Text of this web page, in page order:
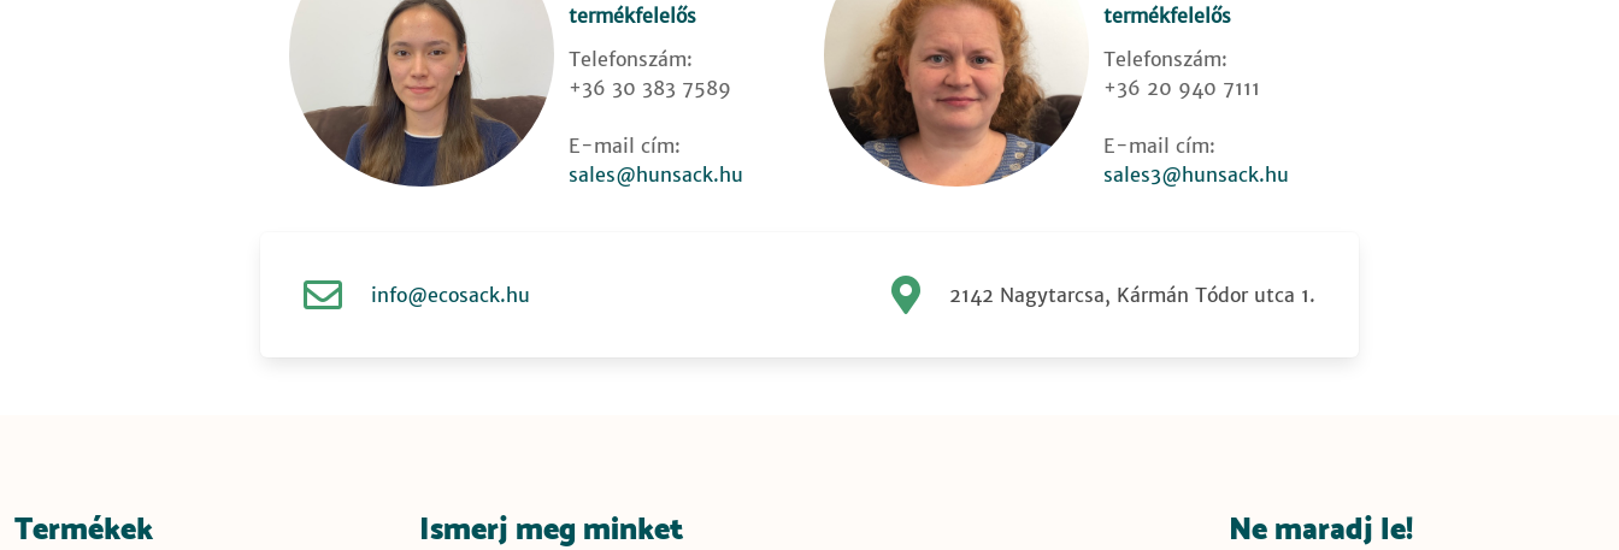
termékfelelős
Telefonszám:
+36 30 383 7589
E-mail cím:
sales@hunsack.hu
termékfelelős
Telefonszám:
+36 20 940 7111
E-mail cím:
sales3@hunsack.hu
info@ecosack.hu 2142 Nagytarcsa, Kármán Tódor utca 1.
Termékek Ismerj meg minket Ne maradj le!